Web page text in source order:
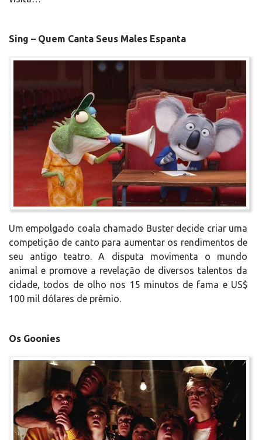
Sing – Quem Canta Seus Males Espanta
Um empolgado coala chamado Buster decide criar uma
competição de canto para aumentar os rendimentos de
seu antigo teatro. A disputa movimenta o mundo
animal e promove a revelação de diversos talentos da
cidade, todos de olho nos 15 minutos de fama e US$
100 mil dólares de prêmio.
Os Goonies